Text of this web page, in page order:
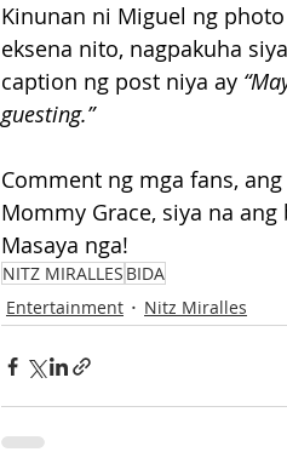
Kinunan ni Miguel ng
eksena nito, nagpakuha
caption ng post niya ay
guesting.”
Comment ng mga fans,
Mommy Grace, siya na
Masaya nga!
NITZ MIRALLES BIDA
Entertainment
Nitz Miralles